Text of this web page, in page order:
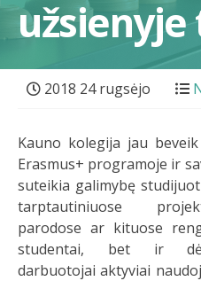
2018 24 rugsėjo
Kauno kolegija jau
Erasmus+ programoje ir
suteikia galimybę
tarptautiniuose
parodose ar kituose
studentai, bet ir
darbuotojai aktyviai